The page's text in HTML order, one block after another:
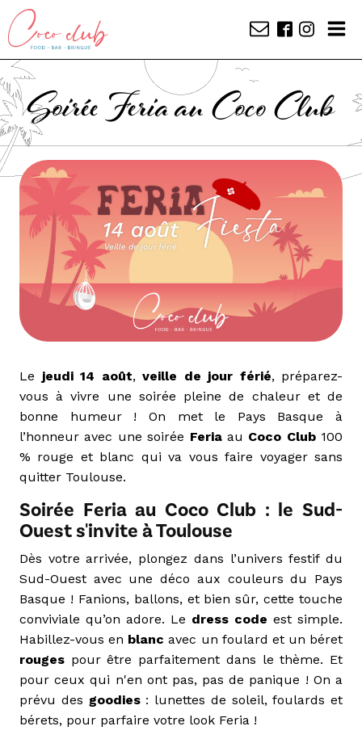
Soirée Feria au Coco Club
Le jeudi 14 août, veille de jour férié, préparez-
vous à vivre une soirée pleine de chaleur et de
bonne humeur ! On met le Pays Basque à
l’honneur avec une soirée Feriaau Coco Club100
% rouge et blanc qui va vous faire voyager sans
quitter Toulouse.
Soirée Feria au Coco Club : le Sud-
Ouest s'invite à Toulouse
Dès votre arrivée, plongez dans l’univers festif du
Sud-Ouest avec une déco aux couleurs du Pays
Basque ! Fanions, ballons, et bien sûr, cette touche
conviviale qu’on adore. Le dress code est simple.
Habillez-vous en blanc avec un foulard et un béret
rouges pour être parfaitement dans le thème. Et
pour ceux qui n'en ont pas, pas de panique ! On a
prévu des goodies: lunettes de soleil, foulards et
bérets, pour parfaire votre look Feria !